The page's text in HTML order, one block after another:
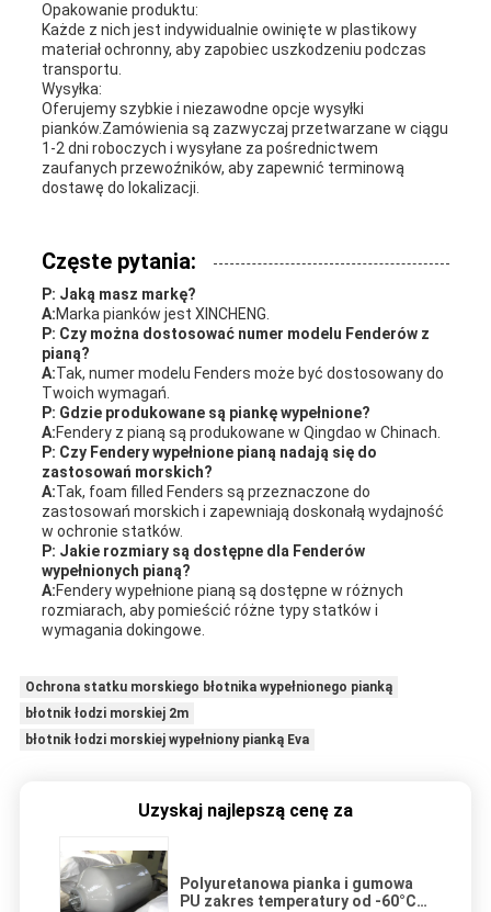
Opakowanie produktu:
Każde z nich jest indywidualnie owinięte w plastikowy
materiał ochronny, aby zapobiec uszkodzeniu podczas
transportu.
Wysyłka:
Oferujemy szybkie i niezawodne opcje wysyłki
pianków.Zamówienia są zazwyczaj przetwarzane w ciągu
1-2 dni roboczych i wysyłane za pośrednictwem
zaufanych przewoźników, aby zapewnić terminową
dostawę do lokalizacji.
Częste pytania:
P: Jaką masz markę?
A:Marka pianków jest XINCHENG.
P: Czy można dostosować numer modelu Fenderów z
pianą?
A:Tak, numer modelu Fenders może być dostosowany do
Twoich wymagań.
P: Gdzie produkowane są piankę wypełnione?
A:Fendery z pianą są produkowane w Qingdao w Chinach.
P: Czy Fendery wypełnione pianą nadają się do
zastosowań morskich?
A:Tak, foam filled Fenders są przeznaczone do
zastosowań morskich i zapewniają doskonałą wydajność
w ochronie statków.
P: Jakie rozmiary są dostępne dla Fenderów
wypełnionych pianą?
A:Fendery wypełnione pianą są dostępne w różnych
rozmiarach, aby pomieścić różne typy statków i
wymagania dokingowe.
Ochrona statku morskiego błotnika wypełnionego pianką
błotnik łodzi morskiej 2m
błotnik łodzi morskiej wypełniony pianką Eva
Uzyskaj najlepszą cenę za
Polyuretanowa pianka i gumowa
PU zakres temperatury od -60°C